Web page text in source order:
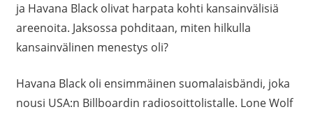
ja Havana Black olivat harpata kohti kansainvälisiä
areenoita. Jaksossa pohditaan, miten hilkulla
kansainvälinen menestys oli?
Havana Black oli ensimmäinen suomalaisbändi, joka
nousi USA:n Billboardin radiosoittolistalle. Lone Wolf